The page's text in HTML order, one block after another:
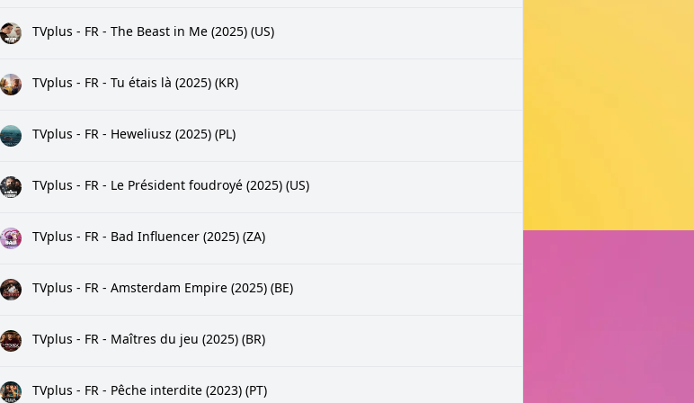
TVplus - FR - The Beast in Me (2025) (US)
TVplus - FR - Tu étais là (2025) (KR)
TVplus - FR - Heweliusz (2025) (PL)
TVplus - FR - Le Président foudroyé (2025) (US)
TVplus - FR - Bad Influencer (2025) (ZA)
TVplus - FR - Amsterdam Empire (2025) (BE)
TVplus - FR - Maîtres du jeu (2025) (BR)
TVplus - FR - Pêche interdite (2023) (PT)